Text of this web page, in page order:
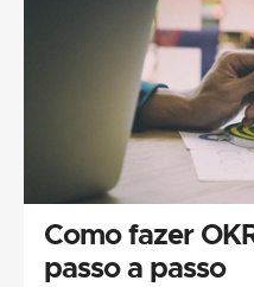
Como fazer
passo a passo